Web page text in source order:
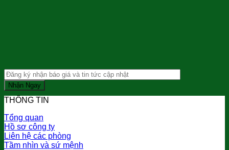
THÔNG TIN
Tổng quan
Hồ sơ công ty
Liên hệ các phòng
Tầm nhìn và sứ mệnh